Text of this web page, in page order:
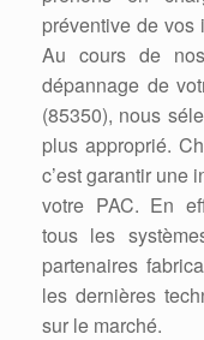
préventive de vos
Au cours de
dépannage de
(85350), nous
plus approprié.
c’est garantir une
votre PAC. En
tous les
partenaires
les dernières
sur le marché.